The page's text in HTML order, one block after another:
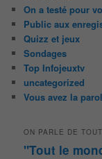
On a testé pour
Public aux
Quizz et jeux
Sondages
Top Infojeuxtv
uncategorized
Vous avez la
ON PARLE DE
"Tout le